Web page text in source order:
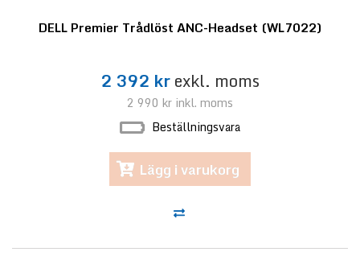
DELL Premier Trådlöst ANC-Headset (WL7022)
2 392 krexkl. moms
2 990 kr inkl. moms
Beställningsvara
Lägg i varukorg